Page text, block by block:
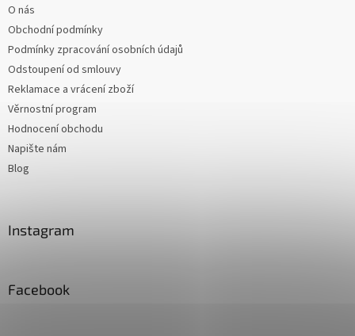
O nás
Obchodní podmínky
Podmínky zpracování osobních údajů
Odstoupení od smlouvy
Reklamace a vrácení zboží
Věrnostní program
Hodnocení obchodu
Napište nám
Blog
Instagram
Facebook